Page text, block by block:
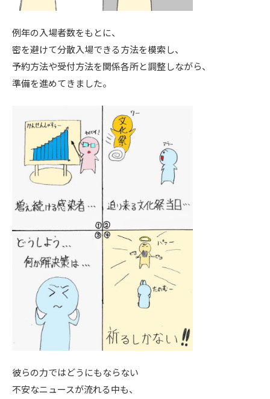
例年の入場者数をもとに、
密を避けて分散入場できる方法を模索し、
予約方法や受付方法を関係各所と調整しながら、
準備を進めてきました。
彼らの力ではどうにもならない
不安なニュースが流れる中も、